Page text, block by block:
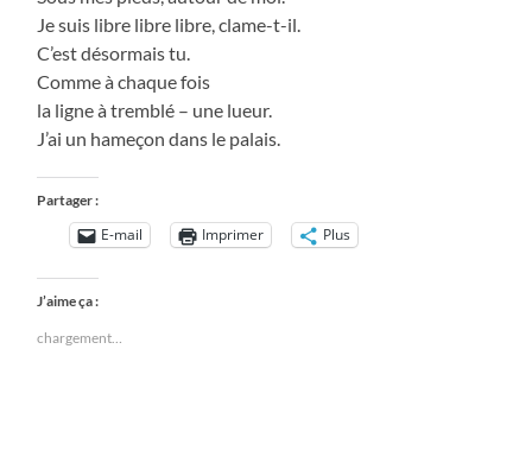
Je suis libre libre libre, clame-t-il.
C’est désormais tu.
Comme à chaque fois
la ligne à tremblé – une lueur.
J’ai un hameçon dans le palais.
Partager :
E-mail Imprimer Plus
J’aime ça :
chargement…